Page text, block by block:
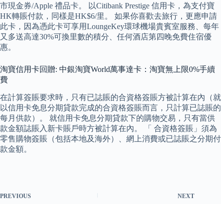
市現金券/Apple 禮品卡。 以Citibank Prestige 信用卡，為支付寶
HK轉賬付款，同樣是HK$6/里。 如果你喜歡去旅行，更應申請
此卡，因為憑此卡可享用LoungeKey環球機場貴賓室服務、每年
又多送高達30%可換里數的積分、任何酒店第四晚免費住宿優
惠。
淘寶信用卡回贈: 中銀淘寶World萬事達卡：淘寶無上限0%手續
費
在計算簽賬要求時，只有已誌賬的合資格簽賬方被計算在內（就
以信用卡免息分期貸款完成的合資格簽賬而言，只計算已誌賬的
每月供款）。 就信用卡免息分期貸款下的購物交易，只有當供
款金額誌賬入新卡賬戶時方被計算在內。 「 合資格簽賬」須為
零售購物簽賬（包括本地及海外）、網上消費或已誌賬之分期付
款金額。
PREVIOUS NEXT